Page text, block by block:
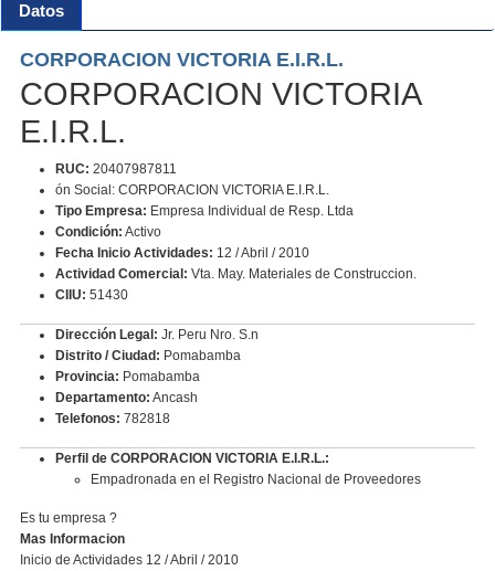
Datos
CORPORACION VICTORIA E.I.R.L.
CORPORACION VICTORIA
E.I.R.L.
RUC: 20407987811
ón Social: CORPORACION VICTORIA E.I.R.L.
Tipo Empresa: Empresa Individual de Resp. Ltda
Condición: Activo
Fecha Inicio Actividades: 12 / Abril / 2010
Actividad Comercial: Vta. May. Materiales de Construccion.
CIIU: 51430
Dirección Legal: Jr. Peru Nro. S.n
Distrito / Ciudad: Pomabamba
Provincia: Pomabamba
Departamento: Ancash
Telefonos: 782818
Perfil de CORPORACION VICTORIA E.I.R.L.:
Empadronada en el Registro Nacional de Proveedores
Es tu empresa ?
Mas Informacion
Inicio de Actividades 12 / Abril / 2010